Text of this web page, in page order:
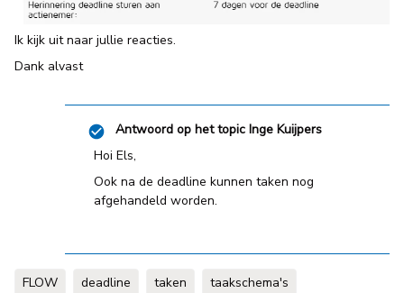
Ik kijk uit naar jullie reacties.
Dank alvast
Antwoord op het topic Inge Kuijpers
Hoi Els,
Ook na de deadline kunnen taken nog
afgehandeld worden.
FLOW deadline taken taakschema's